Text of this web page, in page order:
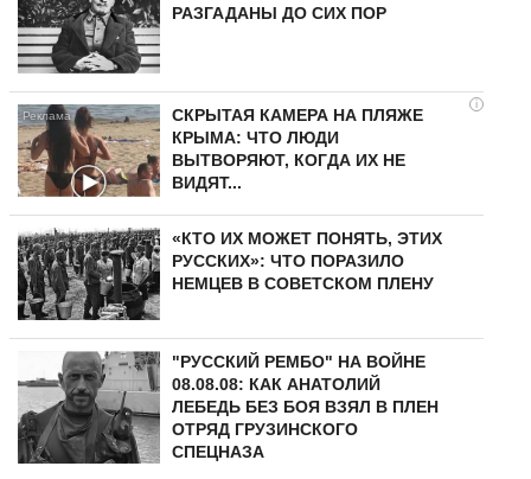
РАЗГАДАНЫ ДО СИХ ПОР
i
СКРЫТАЯ КАМЕРА НА ПЛЯЖЕ
КРЫМА: ЧТО ЛЮДИ
ВЫТВОРЯЮТ, КОГДА ИХ НЕ
ВИДЯТ...
«КТО ИХ МОЖЕТ ПОНЯТЬ, ЭТИХ
РУССКИХ»: ЧТО ПОРАЗИЛО
НЕМЦЕВ В СОВЕТСКОМ ПЛЕНУ
"РУССКИЙ РЕМБО" НА ВОЙНЕ
08.08.08: КАК АНАТОЛИЙ
ЛЕБЕДЬ БЕЗ БОЯ ВЗЯЛ В ПЛЕН
ОТРЯД ГРУЗИНСКОГО
СПЕЦНАЗА